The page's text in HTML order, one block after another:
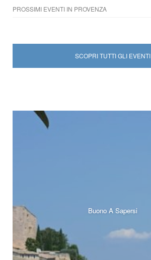
PROSSIMI EVENTI IN PROVENZA
SCOPRI TUTTI GLI EVENTI
Buono A Sapersi